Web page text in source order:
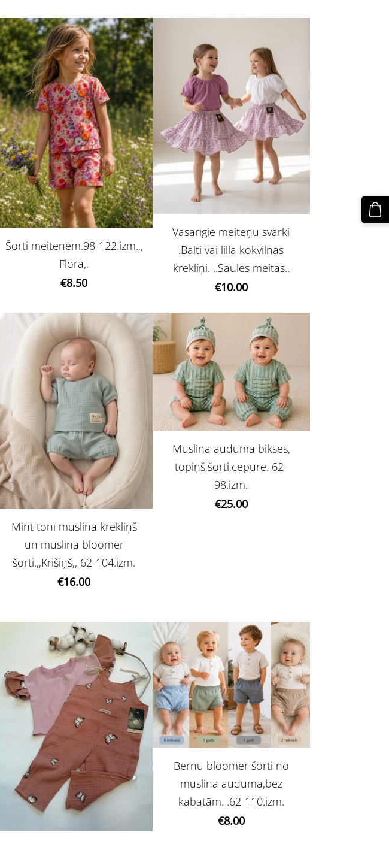
Šorti meitenēm.98-122.izm.,,
Flora,,
€8.50
Vasarīgie meiteņu svārki
.Balti vai lillā kokvilnas
krekliņi. ..Saules meitas..
€10.00
Mint tonī muslina krekliņš
un muslina bloomer
šorti.,,Krišiņš,, 62-104.izm.
€16.00
Muslina auduma bikses,
topiņš,šorti,cepure. 62-
98.izm.
€25.00
Bērnu bloomer šorti no
muslina auduma,bez
kabatām. .62-110.izm.
€8.00